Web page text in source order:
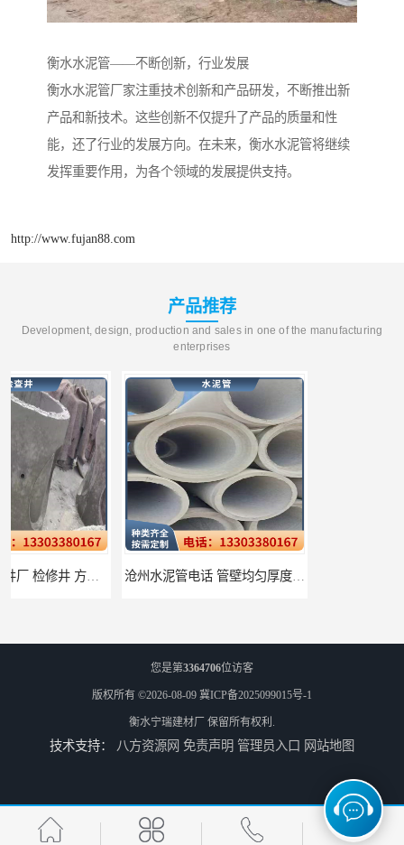
衡水水泥管——不断创新，行业发展
衡水水泥管厂家注重技术创新和产品研发，不断推出新
产品和新技术。这些创新不仅提升了产品的质量和性
能，还了行业的发展方向。在未来，衡水水泥管将继续
发挥重要作用，为各个领域的发展提供支持。
http://www.fujan88.com
产品推荐
Development, design, production and sales in one of the manufacturing
enterprises
沧州水泥管电话 管壁均匀厚度一致
廊坊水泥管厂家 承插口水泥管 抗滑移性能稳定可靠 邢台预制检查井批发 检修井 有效引导分流雨水
您是第3364706位访客
版权所有 ©2026-08-09 冀ICP备2025099015号-1
衡水宁瑞建材厂 保留所有权利.
技术支持： 八方资源网 免责声明 管理员入口 网站地图